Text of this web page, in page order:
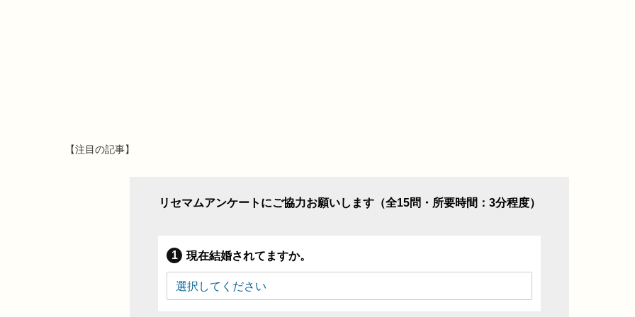
【注目の記事】
リセマムアンケートにご協力お願いします（全15問・所要時間：3分程度）
現在結婚されてますか。